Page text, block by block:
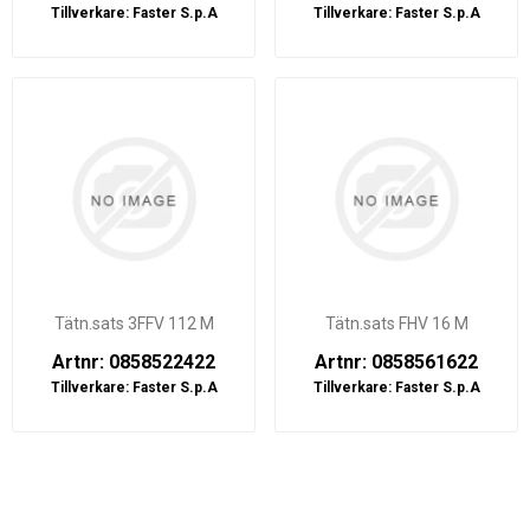
Tillverkare: Faster S.p.A Tillverkare: Faster S.p.A
Tätn.sats 3FFV 112 M
Artnr: 0858522422
Tillverkare: Faster S.p.A
Tätn.sats FHV 16 M
Artnr: 0858561622
Tillverkare: Faster S.p.A